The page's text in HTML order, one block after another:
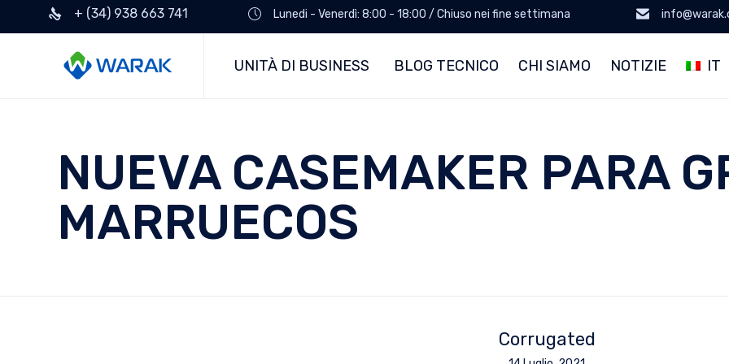
+ (34) 938 663 741 Lunedi - Venerdì: 8:00 - 18:00 / Chiuso nei fine settimana
UNITÀ DI BUSINESS BLOG TECNICO CHI SIAMO NOTIZIE IT
NUEVA CASEMAKER PARA
MARRUECOS
Corrugated